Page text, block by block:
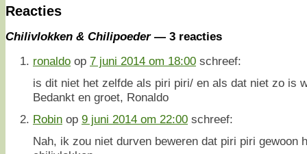
Reacties
Chilivlokken & Chilipoeder— 3 reacties
ronaldo op 7 juni 2014 om 18:00 schreef:
is dit niet het zelfde als piri piri/ en als dat niet zo is
Bedankt en groet, Ronaldo
Robin op 9 juni 2014 om 22:00 schreef:
Nah, ik zou niet durven beweren dat piri piri gewoon